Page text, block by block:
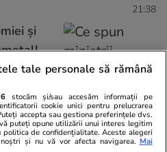
21:38
și
a
tale personale să rămână
stocăm și/sau accesăm informații pe
cookie unici pentru prelucrarea
accepta sau gestiona preferințele dvs.
puteți opune utilizării unui interes legitim
de confidențialitate. Aceste alegeri
și nu vă vor afecta navigarea. Mai